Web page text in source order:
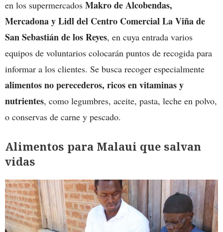
en los supermercados Makro de Alcobendas,
Mercadona y Lidl del Centro Comercial La Viña de
San Sebastián de los Reyes, en cuya entrada varios
equipos de voluntarios colocarán puntos de recogida para
informar a los clientes. Se busca recoger especialmente
alimentos no perecederos, ricos en vitaminas y
nutrientes, como legumbres, aceite, pasta, leche en polvo,
o conservas de carne y pescado.
Alimentos para Malaui que salvan
vidas